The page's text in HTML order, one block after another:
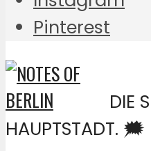
Pinterest
DIE
HAUPTSTADT. 🗯️